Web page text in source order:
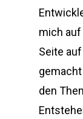
mich auf
Seite
den